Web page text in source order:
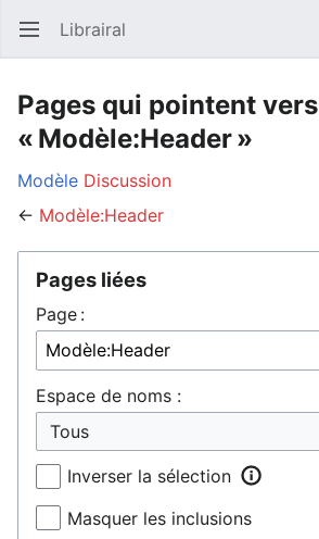
Ouvrir le menu principal Librairal
Pages qui pointent vers
« Modèle:Header »
Modèle Discussion
← Modèle:Header
Pages liées
Page :
Espace de noms :
Inverser la sélection
Masquer les inclusions